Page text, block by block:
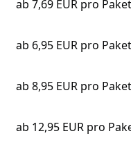
ab 7,69 EUR pro Paket
ab 6,95 EUR pro Paket
ab 8,95 EUR pro Paket
ab 12,95 EUR pro